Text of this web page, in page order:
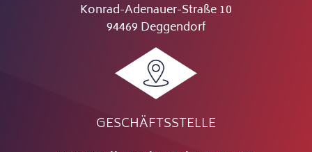
Konrad-Adenauer-Straße 10
94469 Deggendorf
GESCHÄFTSSTELLE